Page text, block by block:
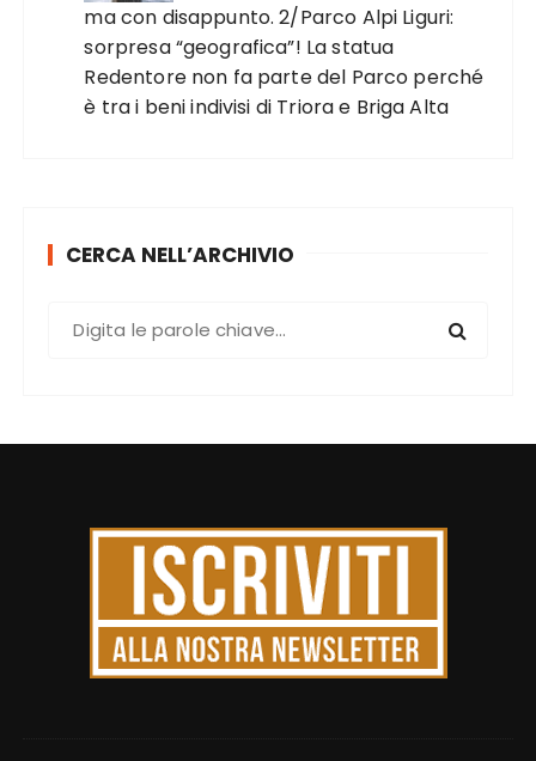
ma con disappunto. 2/Parco Alpi Liguri:
sorpresa “geografica”! La statua
Redentore non fa parte del Parco perché
è tra i beni indivisi di Triora e Briga Alta
CERCA NELL’ARCHIVIO